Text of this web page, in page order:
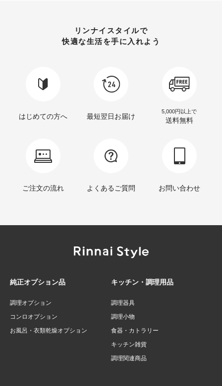
リンナイスタイルで
快適な生活を手に入れよう
はじめての方へ 最短翌日お届け
5,000円以上で
送料無料
ご注文の流れ よくあるご質問 お問い合わせ
純正オプション品
調理オプション
コンロオプション
お風呂・衣類乾燥オプション
キッチン・調理用品
調理器具
調理小物
食器・カトラリー
キッチン雑貨
調理関連商品